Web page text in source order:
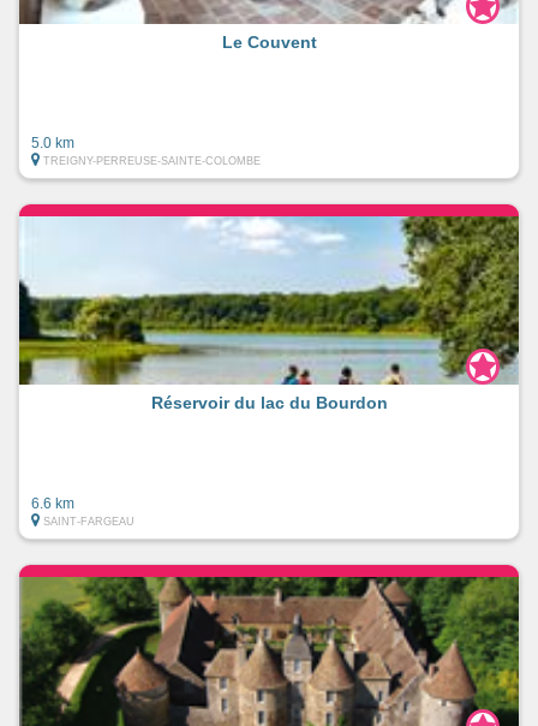
Le Couvent
5.0 km
TREIGNY-PERREUSE-SAINTE-COLOMBE
Réservoir du lac du Bourdon
6.6 km
SAINT-FARGEAU